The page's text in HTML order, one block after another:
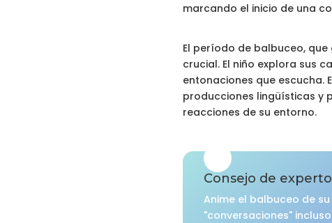
marcando el inicio de una
El período de balbuceo,
crucial. El niño explora sus
entonaciones que
producciones lingüísticas y
reacciones de su entorno.
Consejo de experto
Anime el balbuceo de
"conversaciones"